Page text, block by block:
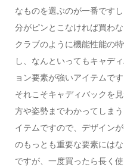
なものを選ぶのが一番です
分がピンとこなければ買わな
クラブのように機能性能の
し、なんといってもキャデ
ョン要素が強いアイテムです
それこそキャディバックを
方や姿勢までわかってしま
イテムですので、デザイン
のもっとも重要な要素にはな
ですが、一度買ったら長く